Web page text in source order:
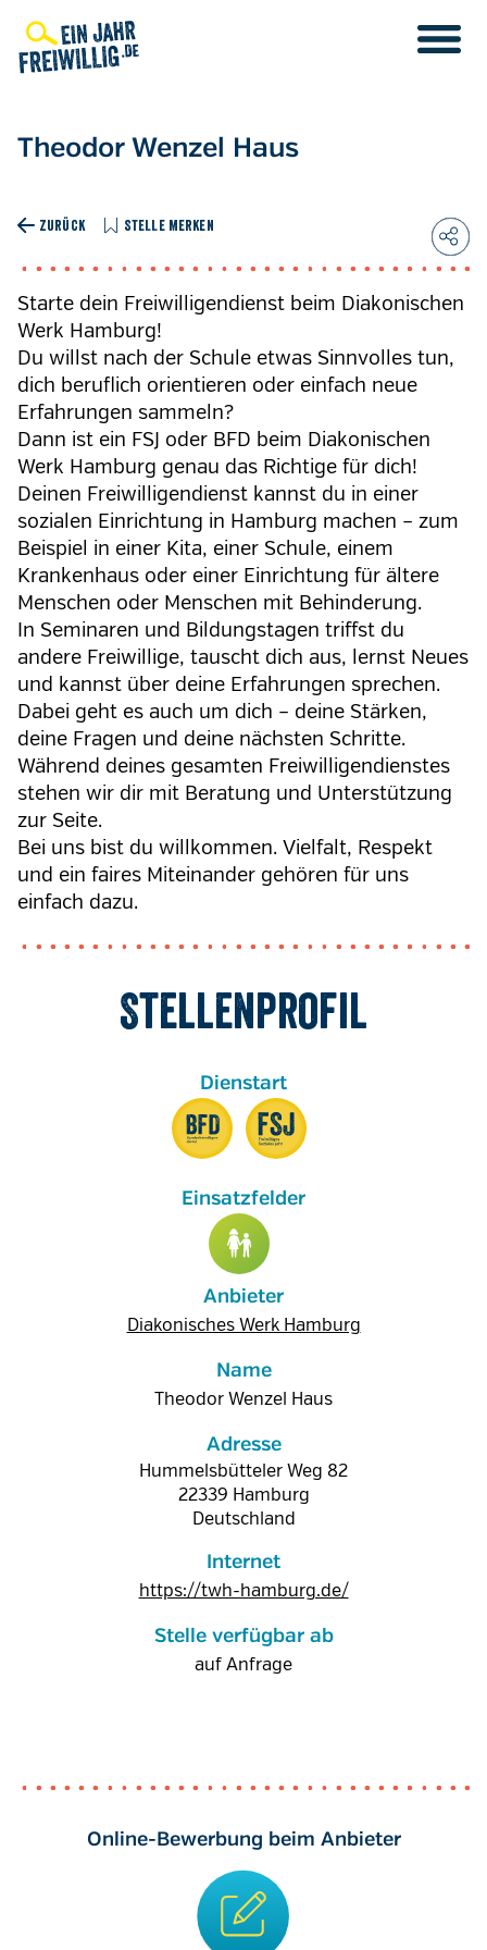
zum
Inhalt
Theodor Wenzel Haus
ZURÜCK STELLE MERKEN
Starte dein Freiwilligendienst beim Diakonischen
Werk Hamburg!
Du willst nach der Schule etwas Sinnvolles tun,
dich beruflich orientieren oder einfach neue
Erfahrungen sammeln?
Dann ist ein FSJ oder BFD beim Diakonischen
Werk Hamburg genau das Richtige für dich!
Deinen Freiwilligendienst kannst du in einer
sozialen Einrichtung in Hamburg machen – zum
Beispiel in einer Kita, einer Schule, einem
Krankenhaus oder einer Einrichtung für ältere
Menschen oder Menschen mit Behinderung.
In Seminaren und Bildungstagen triffst du
andere Freiwillige, tauscht dich aus, lernst Neues
und kannst über deine Erfahrungen sprechen.
Dabei geht es auch um dich – deine Stärken,
deine Fragen und deine nächsten Schritte.
Während deines gesamten Freiwilligendienstes
stehen wir dir mit Beratung und Unterstützung
zur Seite.
Bei uns bist du willkommen. Vielfalt, Respekt
und ein faires Miteinander gehören für uns
einfach dazu.
Stellenprofil
Anbieter
Diakonisches Werk Hamburg
Name
Theodor Wenzel Haus
Adresse
Hummelsbütteler Weg 82
22339 Hamburg
Deutschland
Internet
https://twh-hamburg.de/
Stelle verfügbar ab
auf Anfrage
Online-Bewerbung beim Anbieter